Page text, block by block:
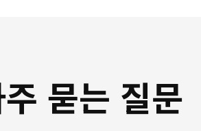
묻는 질문